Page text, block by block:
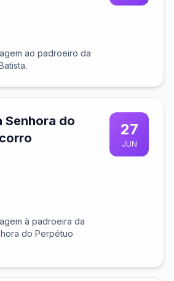
ao padroeiro da
Senhora do
à padroeira da
do Perpétuo
27
JUN